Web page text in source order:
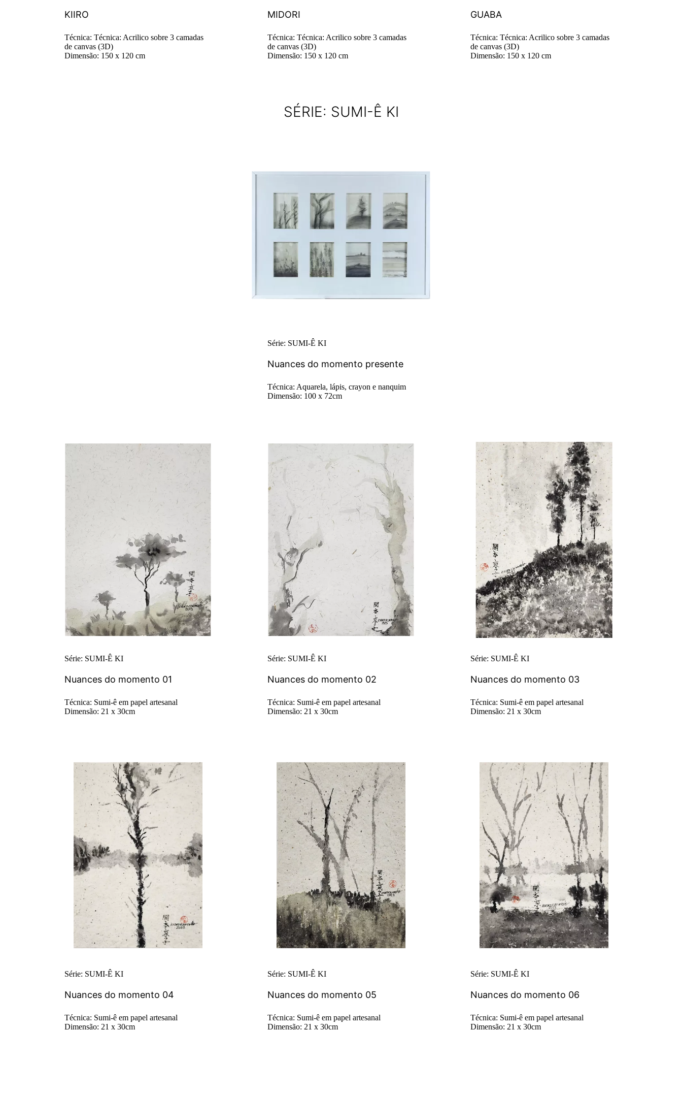
KIIRO
Técnica: Técnica: Acrilico sobre 3 camadas
de canvas (3D)
Dimensão: 150 x 120 cm
MIDORI
Técnica: Técnica: Acrilico sobre 3 camadas
de canvas (3D)
Dimensão: 150 x 120 cm
GUABA
Técnica: Técnica: Acrilico sobre 3 camadas
de canvas (3D)
Dimensão: 150 x 120 cm
SÉRIE: SUMI-Ê KI
Série: SUMI-Ê KI
Nuances do momento presente
Técnica: Aquarela, lápis, crayon e nanquim
Dimensão: 100 x 72cm
Série: SUMI-Ê KI
Nuances do momento 01
Técnica: Sumi-ê em papel artesanal
Dimensão: 21 x 30cm
Série: SUMI-Ê KI
Nuances do momento 02
Técnica: Sumi-ê em papel artesanal
Dimensão: 21 x 30cm
Série: SUMI-Ê KI
Nuances do momento 03
Técnica: Sumi-ê em papel artesanal
Dimensão: 21 x 30cm
Série: SUMI-Ê KI
Nuances do momento 04
Técnica: Sumi-ê em papel artesanal
Dimensão: 21 x 30cm
Série: SUMI-Ê KI
Nuances do momento 05
Técnica: Sumi-ê em papel artesanal
Dimensão: 21 x 30cm
Série: SUMI-Ê KI
Nuances do momento 06
Técnica: Sumi-ê em papel artesanal
Dimensão: 21 x 30cm